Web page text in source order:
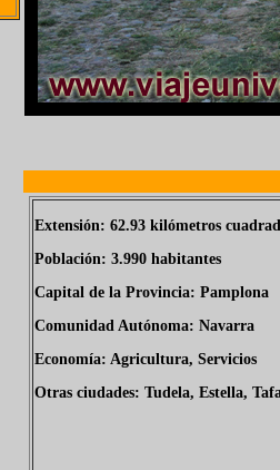
Extensión: 62.93 kilómetros
Población: 3.990 habitantes
Capital de la Provincia: Pamplona
Comunidad Autónoma: Navarra
Economía: Agricultura, Servicios
Otras ciudades: Tudela, Estella,